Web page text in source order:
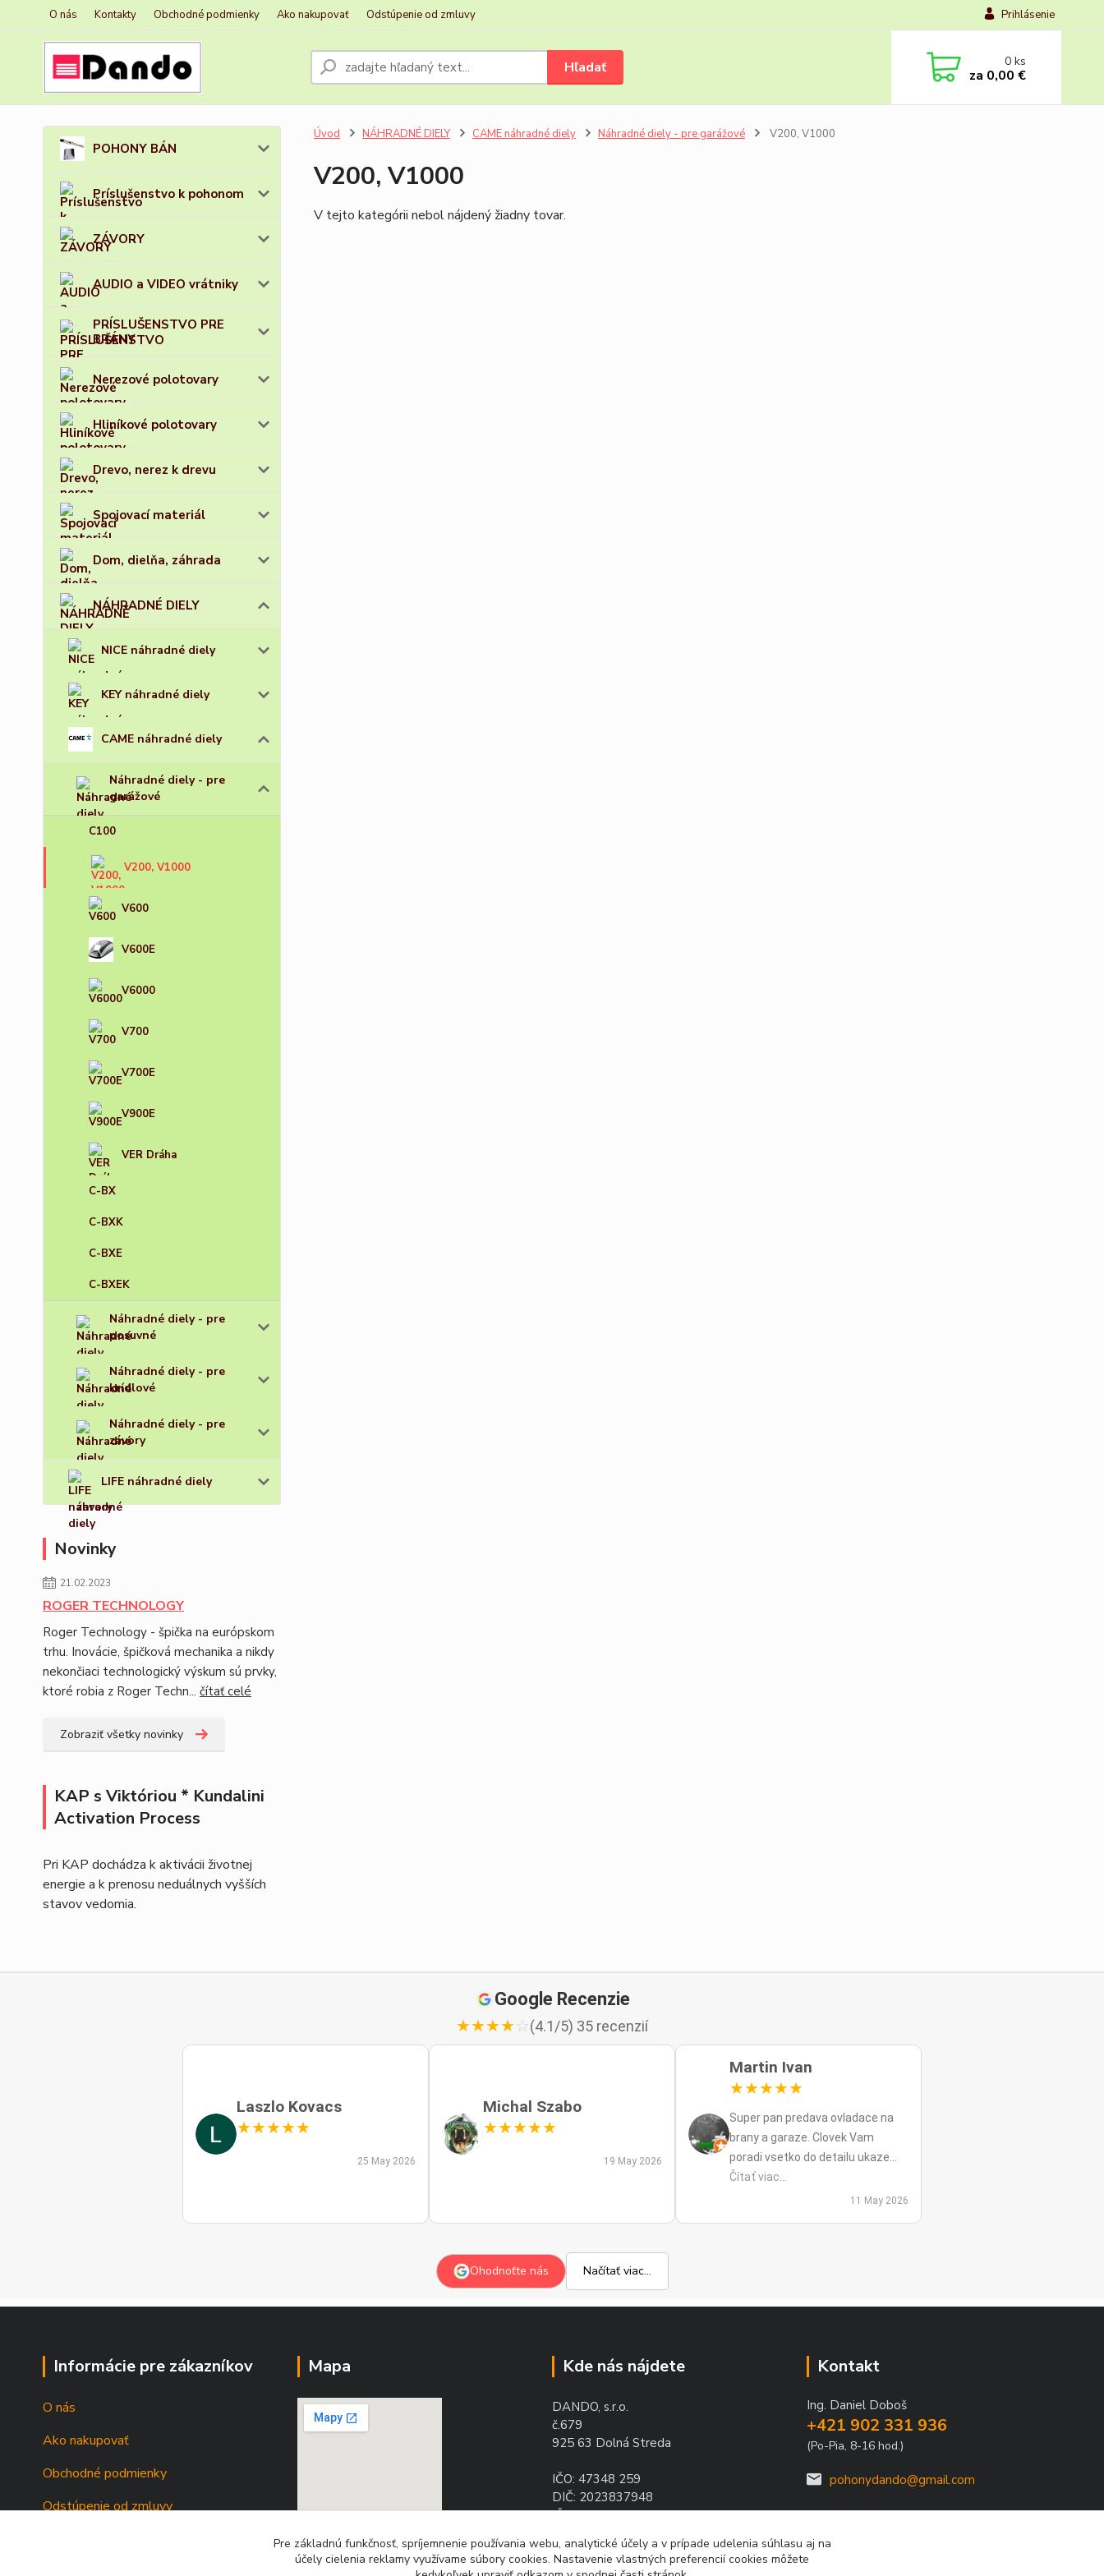
O nás Kontakty Obchodné podmienky Ako nakupovať Odstúpenie od zmluvy Prihlásenie
Hľadať 0ks
za 0,00 €
POHONY BÁN
Príslušenstvo k pohonom
ZÁVORY
AUDIO a VIDEO vrátniky
PRÍSLUŠENSTVO PRE
BRÁNY
Nerezové polotovary
Hliníkové polotovary
Drevo, nerez k drevu
Spojovací materiál
Dom, dielňa, záhrada
NÁHRADNÉ DIELY
NICE náhradné diely
KEY náhradné diely
CAME náhradné diely
Náhradné diely - pre
garážové
C100
V200, V1000
V600
V600E
V6000
V700
V700E
V900E
VER Dráha
C-BX
C-BXK
C-BXE
C-BXEK
Náhradné diely - pre
posuvné
Náhradné diely - pre
krídlové
Náhradné diely - pre
závory
LIFE náhradné diely
Novinky
21.02.2023
ROGER TECHNOLOGY
Roger Technology - špička na európskom
trhu. Inovácie, špičková mechanika a nikdy
nekončiaci technologický výskum sú prvky,
ktoré robia z Roger Techn... čítať celé
Zobraziť všetky novinky
KAP s Viktóriou * Kundalini
Activation Process
Pri KAP dochádza k aktivácii životnej
energie a k prenosu neduálnych vyšších
stavov vedomia.
Úvod NÁHRADNÉ DIELY CAME náhradné diely Náhradné diely - pre garážové V200, V1000
V200, V1000
V tejto kategórii nebol nájdený žiadny tovar.
Google Recenzie
★★★★☆(4.1/5) 35 recenzií
Laszlo Kovacs
★★★★★
25 May 2026
Michal Szabo
★★★★★
19 May 2026
Martin Ivan
★★★★★
Super pan predava ovladace na
brany a garaze. Clovek Vam
poradi vsetko do detailu ukaze
popripade nadstavy priamo na
mieste a ked uz nahodou to nejde
Čítať viac...
11 May 2026
Ohodnoťte nás Načítať viac...
Informácie pre zákazníkov
O nás
Ako nakupovať
Obchodné podmienky
Odstúpenie od zmluvy
Mapa Kde nás nájdete
DANDO, s.r.o.
č.679
925 63 Dolná Streda
IČO: 47348 259
DIČ: 2023837948
IČ DPH: SK2023837948
Kontakt
Ing. Daniel Doboš
+421 902 331 936
(Po-Pia, 8-16 hod.)
pohonydando@gmail.com
Pre základnú funkčnosť, spríjemnenie používania webu, analytické účely a v prípade udelenia súhlasu aj na
účely cielenia reklamy využívame súbory cookies. Nastavenie vlastných preferencií cookies môžete